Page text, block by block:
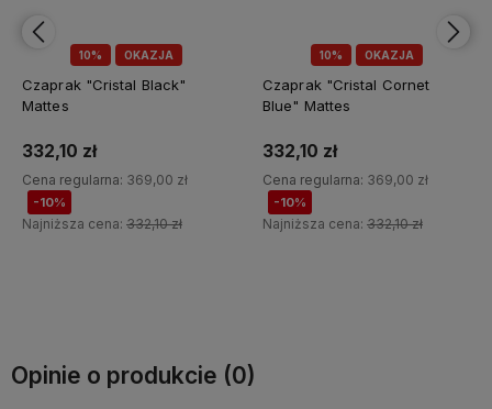
10% OKAZJA
Czaprak "Cristal Black"
Mattes
332,10 zł
Cena regularna: 369,00 zł
-10%
Najniższa cena: 332,10 zł
10% OKAZJA
Czaprak "Cristal Cornet
Blue" Mattes
332,10 zł
Cena regularna: 369,00 zł
-10%
Najniższa cena: 332,10 zł
Opinie o produkcie (0)